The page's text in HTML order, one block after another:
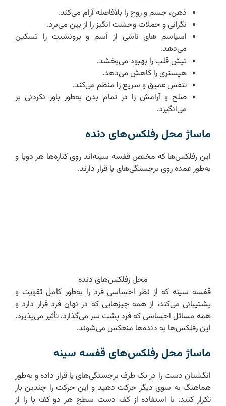
ذهن، جسم و روح را بلافاصله آرام می‌کند.
نگرانی و حملات وحشت انگیز را از بین می‌برد.
اسپاسم های ناشی از آسم و برونشیت را تسکین
می‌دهد.
تپش قلب را بهبود می‌بخشد.
هیستری را کاهش می‌دهد.
تنفس عمیق و سریع را منظم می‌کند.
صلح و آرامش را در تمام بدن به‌طور باور نکردنی بر
می‌انگیزد.
ماساژ محل رفلکس‌های دنده
این رفلکس‌ها که مختص قفسه سینه‌اند روی کناره‌ها هر دوپا و
به‌طور عمده روی برجستگی‌های پا قرار دارند.
محل رفلکس‌های دنده
قفسه سینه که از نظر احساسی فرد را به‌طور کامل تقویت و
پشتیبانی می‌کند، از همه چیزهایی که در نهان فرد قرار دارد و
همه مسائل احساسی که فرد پشت سر می‌گذارد، تأثیر می‌پذیرد.
این رفلکس‌ها به دنده‌ها منعکس می‌شوند.
ماساژ محل رفلکس‌های قفسه سینه
انگشتان دست را در یک طرف برجستگی‌های پا قرار داده و به‌طور
هماهنگ به سوی دیگر حرکت دهید و این حرکت را چندین بار
تکرار کنید. با استفاده از کف دست سطح هر دو کف پا را از